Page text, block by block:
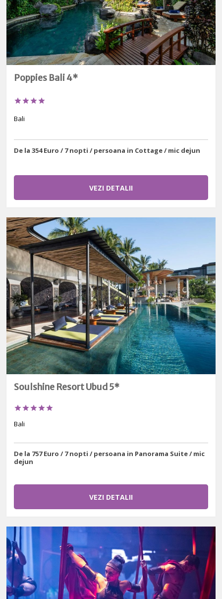
Poppies Bali 4*

Bali
De la 354 Euro / 7 nopti / persoana in Cottage / mic dejun
VEZI DETALII
Soulshine Resort Ubud 5*

Bali
De la 757 Euro / 7 nopti / persoana in Panorama Suite / mic
dejun
VEZI DETALII